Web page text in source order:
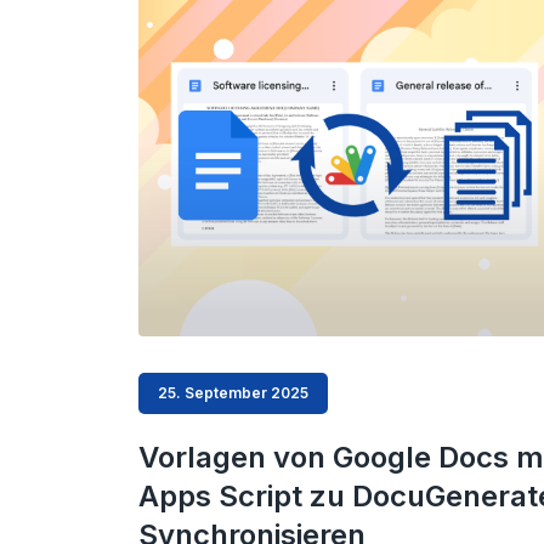
25. September 2025
Vorlagen von Google Docs
Apps Script zu
Synchronisieren